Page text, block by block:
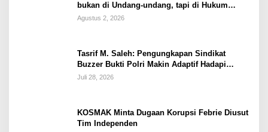
bukan di Undang-undang, tapi di Hukum
Acara!!!
Agustus 2, 2026
Tasrif M. Saleh: Pengungkapan Sindikat
Buzzer Bukti Polri Makin Adaptif Hadapi
Kejahatan Digital
Juli 28, 2026
KOSMAK Minta Dugaan Korupsi Febrie Diusut
Tim Independen